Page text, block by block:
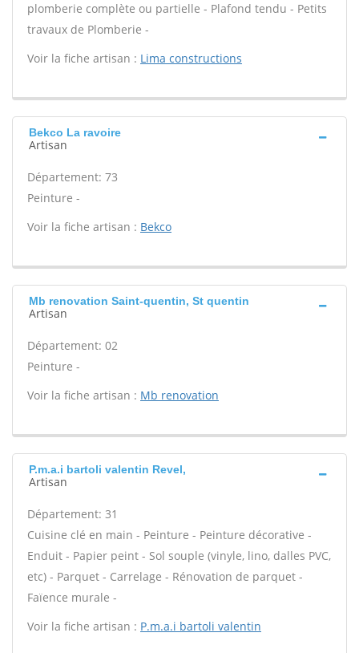
plomberie complète ou partielle - Plafond tendu - Petits
travaux de Plomberie -
Voir la fiche artisan : Lima constructions
Bekco La ravoire
Artisan
Département: 73
Peinture -
Voir la fiche artisan : Bekco
Mb renovation Saint-quentin, St quentin
Artisan
Département: 02
Peinture -
Voir la fiche artisan : Mb renovation
P.m.a.i bartoli valentin Revel,
Artisan
Département: 31
Cuisine clé en main - Peinture - Peinture décorative -
Enduit - Papier peint - Sol souple (vinyle, lino, dalles PVC,
etc) - Parquet - Carrelage - Rénovation de parquet -
Faïence murale -
Voir la fiche artisan : P.m.a.i bartoli valentin